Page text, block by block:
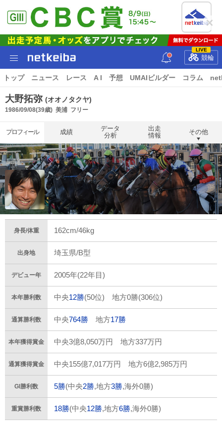
LIVE
競輪
トップ ニュース レース A I 予想 UMAIビルダー コラム
大野拓弥 (オオノタクヤ)
1986/09/08(39歳) 美浦 フリー
プロフィール 成績
データ
分析
出走
情報
その他
身長/体重 162cm/46kg
出身地 埼玉県/B型
デビュー年 2005年(22年目)
本年勝利数 中央12勝(50位) 地方0勝(306位)
通算勝利数 中央764勝 地方17勝
本年獲得賞金 中央3億8,050万円 地方337万円
通算獲得賞金 中央155億7,017万円 地方6億2,985万円
GI勝利数 5勝(中央2勝,地方3勝,海外0勝)
重賞勝利数 18勝(中央12勝,地方6勝,海外0勝)